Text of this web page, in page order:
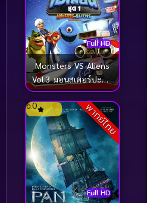
Full HD
Monsters VS Aliens
Vol.3 มอนสเตอร์ปะทะ
เอเลี่ยน ชุด 3
พากย์ไทย
Full HD
6.0